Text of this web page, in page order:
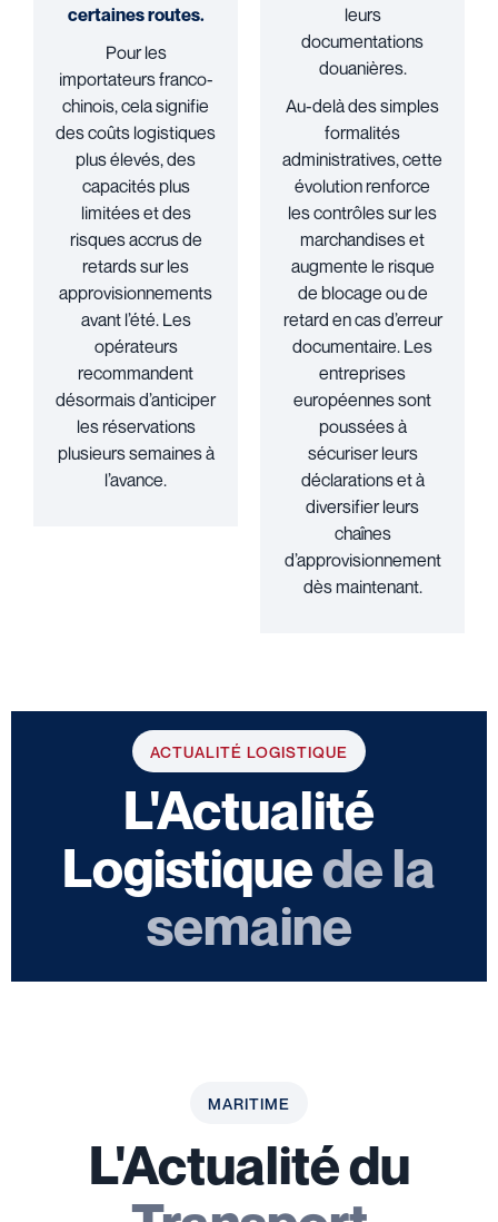
certaines routes.
Pour les
importateurs franco-
chinois, cela signifie
des coûts logistiques
plus élevés, des
capacités plus
limitées et des
risques accrus de
retards sur les
approvisionnements
avant l’été. Les
opérateurs
recommandent
désormais d’anticiper
les réservations
plusieurs semaines à
l’avance.
leurs
documentations
douanières.
Au-delà des simples
formalités
administratives, cette
évolution renforce
les contrôles sur les
marchandises et
augmente le risque
de blocage ou de
retard en cas d’erreur
documentaire. Les
entreprises
européennes sont
poussées à
sécuriser leurs
déclarations et à
diversifier leurs
chaînes
d’approvisionnement
dès maintenant.
ACTUALITÉ LOGISTIQUE
L'Actualité
Logistiquede la
semaine
MARITIME
L'Actualité du